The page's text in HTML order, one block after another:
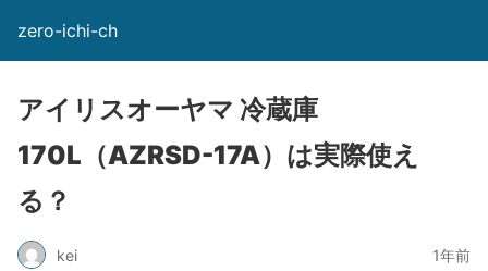
zero-ichi-ch
アイリスオーヤマ 冷蔵庫
170L（AZRSD-17A）は実際使え
る？
kei 1年前